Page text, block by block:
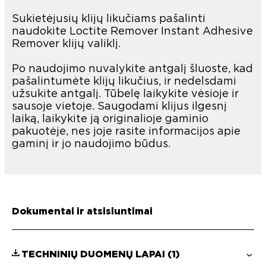
Sukietėjusių klijų likučiams pašalinti
naudokite Loctite Remover Instant Adhesive
Remover klijų valiklį.
Po naudojimo nuvalykite antgalį šluoste, kad
pašalintumėte klijų likučius, ir nedelsdami
užsukite antgalį. Tūbelę laikykite vėsioje ir
sausoje vietoje. Saugodami klijus ilgesnį
laiką, laikykite ją originalioje gaminio
pakuotėje, nes joje rasite informacijos apie
gaminį ir jo naudojimo būdus.
Dokumentai ir atsisiuntimai
TECHNINIŲ DUOMENŲ LAPAI (1)